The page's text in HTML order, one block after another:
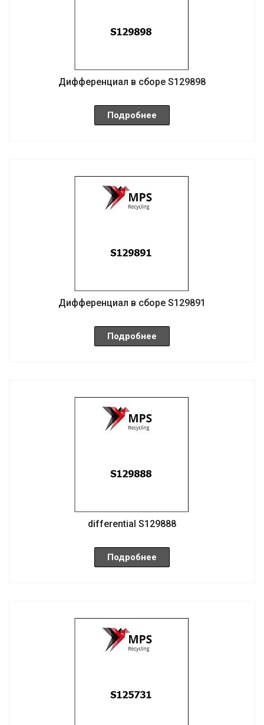
Дифференциал в сборе S129898
Подробнее
Дифференциал в сборе S129891
Подробнее
differential S129888
Подробнее